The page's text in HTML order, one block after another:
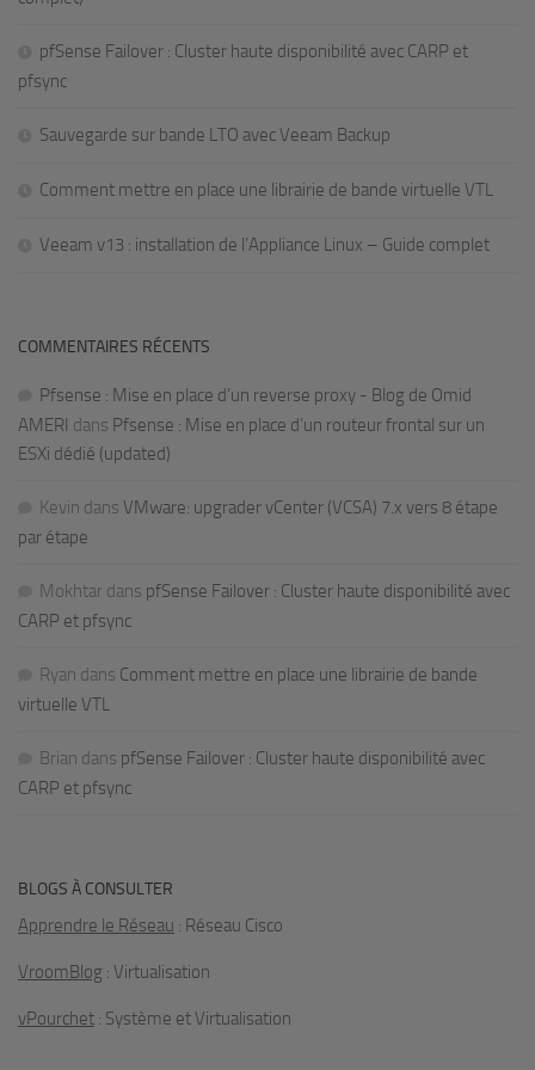
pfSense Failover : Cluster haute disponibilité avec CARP et
pfsync
Sauvegarde sur bande LTO avec Veeam Backup
Comment mettre en place une librairie de bande virtuelle VTL
Veeam v13 : installation de l’Appliance Linux – Guide complet
COMMENTAIRES RÉCENTS
Pfsense : Mise en place d’un reverse proxy - Blog de Omid
AMERI dans Pfsense : Mise en place d’un routeur frontal sur un
ESXi dédié (updated)
Kevin dans VMware: upgrader vCenter (VCSA) 7.x vers 8 étape
par étape
Mokhtar dans pfSense Failover : Cluster haute disponibilité avec
CARP et pfsync
Ryan dans Comment mettre en place une librairie de bande
virtuelle VTL
Brian dans pfSense Failover : Cluster haute disponibilité avec
CARP et pfsync
BLOGS À CONSULTER
Apprendre le Réseau : Réseau Cisco
VroomBlog : Virtualisation
vPourchet : Système et Virtualisation